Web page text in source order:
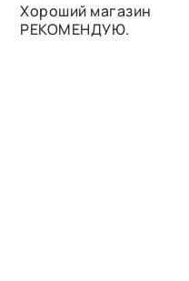
Хороший магазин
РЕКОМЕНДУЮ.